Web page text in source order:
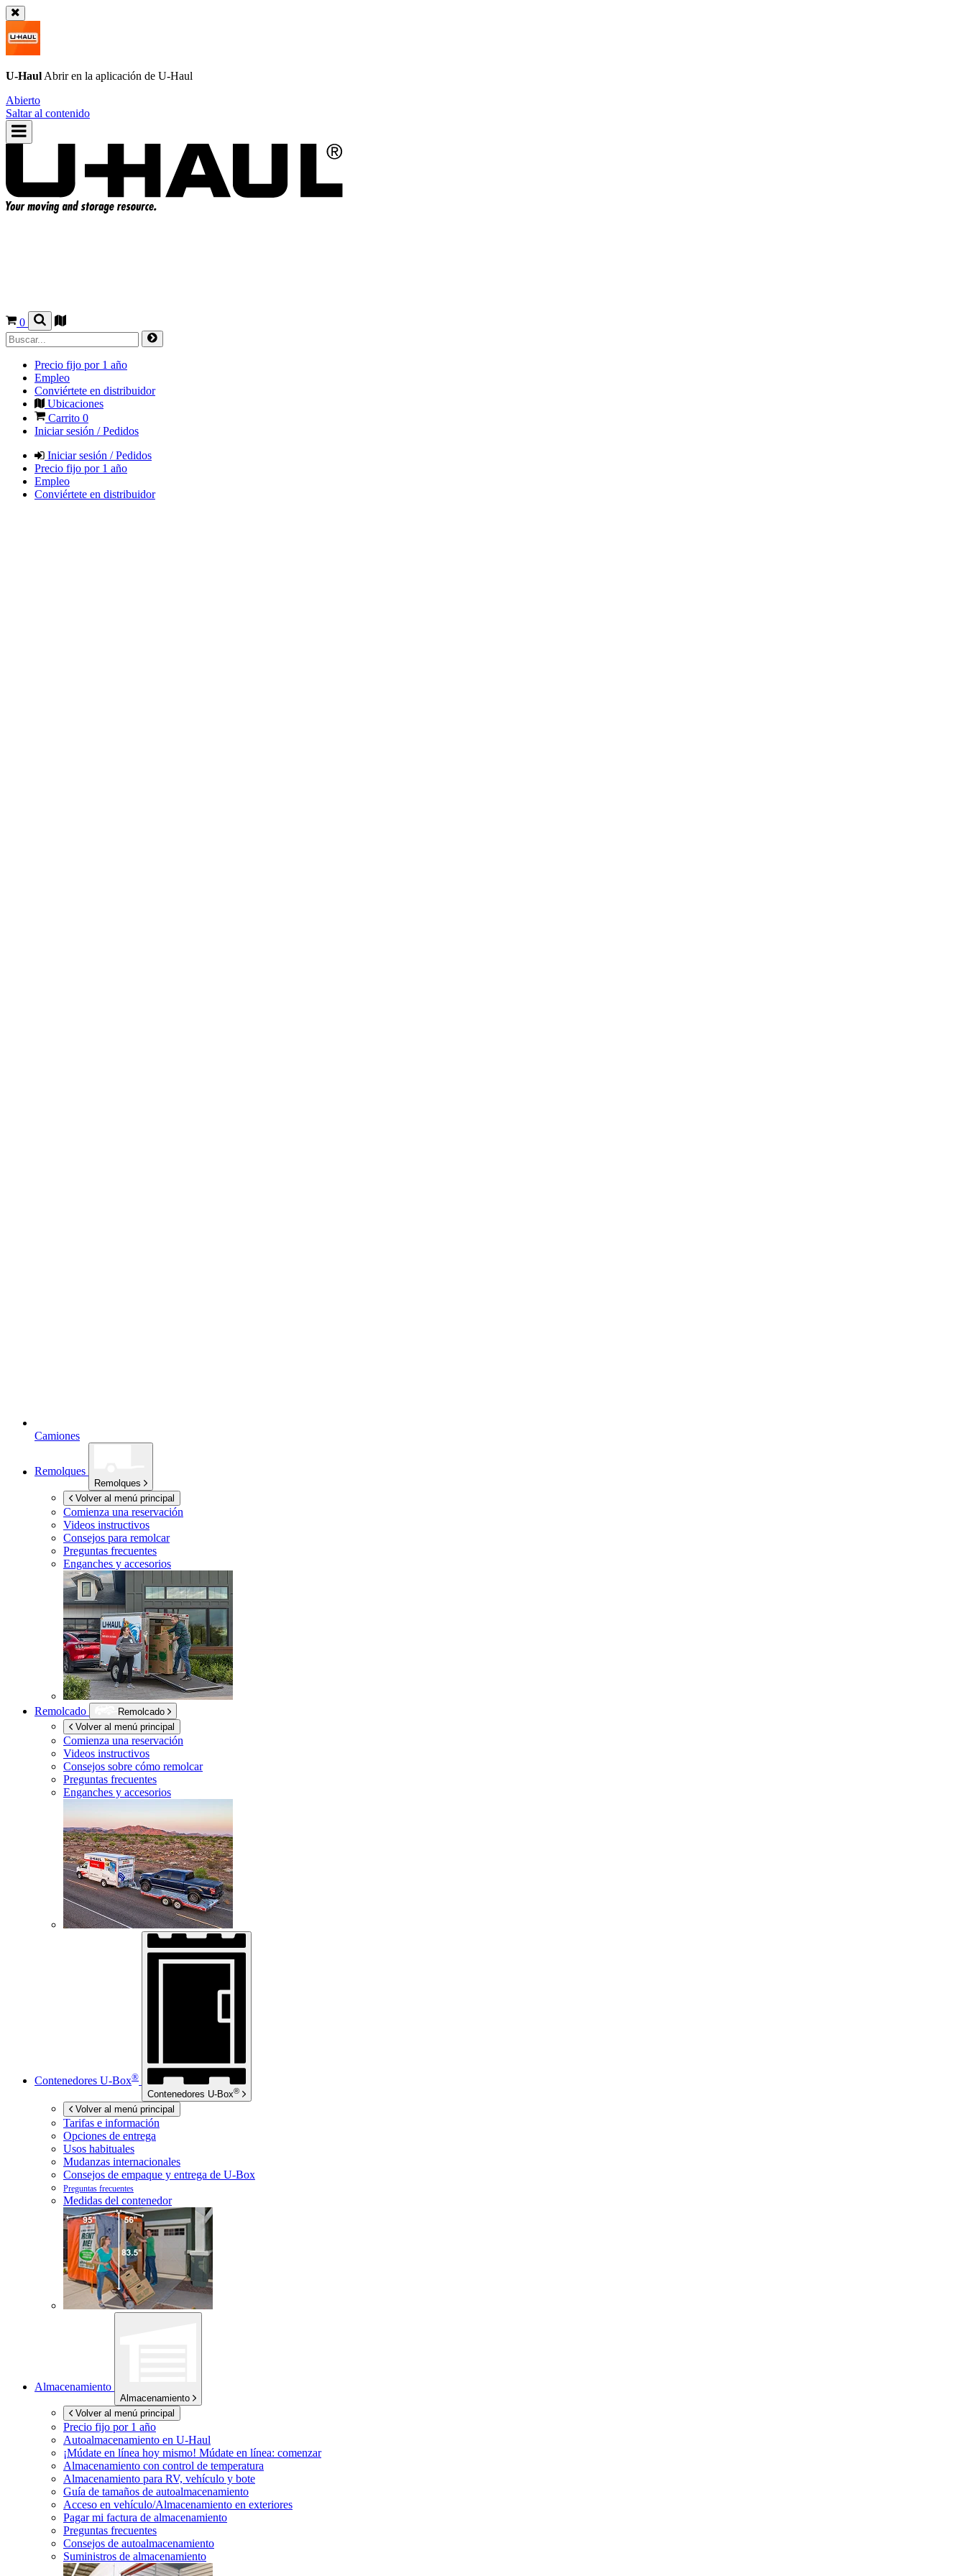
U-Haul Abrir en la aplicación de U-Haul
Abierto
Saltar al contenido
0
Precio fijo por 1 año
Empleo
Conviértete en distribuidor
Ubicaciones
Carrito 0
Iniciar sesión / Pedidos
Iniciar sesión / Pedidos
Precio fijo por 1 año
Empleo
Conviértete en distribuidor
Camiones
Remolques
Remolques
Volver al menú principal
Comienza una reservación
Videos instructivos
Consejos para remolcar
Preguntas frecuentes
Enganches y accesorios
Remolcado
Remolcado
Volver al menú principal
Comienza una reservación
Videos instructivos
Consejos sobre cómo remolcar
Preguntas frecuentes
Enganches y accesorios
Contenedores U-Box®
Contenedores U-Box®
Volver al menú principal
Tarifas e información
Opciones de entrega
Usos habituales
Mudanzas internacionales
Consejos de empaque y entrega de U-Box
Preguntas frecuentes
Medidas del contenedor
Almacenamiento
Almacenamiento
Volver al menú principal
Precio fijo por 1 año
Autoalmacenamiento en U-Haul
¡Múdate en línea hoy mismo! Múdate en línea: comenzar
Almacenamiento con control de temperatura
Almacenamiento para RV, vehículo y bote
Guía de tamaños de autoalmacenamiento
Acceso en vehículo/Almacenamiento en exteriores
Pagar mi factura de almacenamiento
Preguntas frecuentes
Consejos de autoalmacenamiento
Suministros de almacenamiento